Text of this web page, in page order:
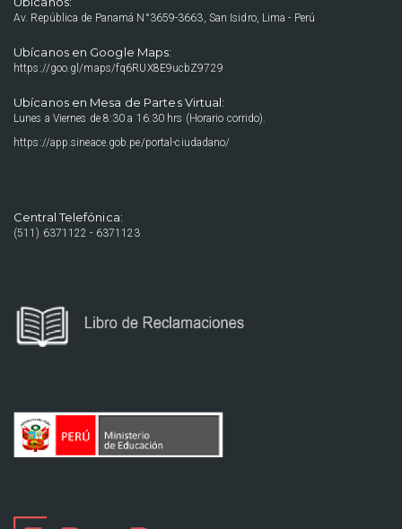
Av. República de Panamá N°3659-3663, San Isidro, Lima - Perú
Ubícanos en Google Maps:
https://goo.gl/maps/fq6RUX8E9ucbZ9729
Ubícanos en Mesa de Partes Virtual:
Lunes a Viernes de 8:30 a 16:30 hrs (Horario corrido).
https://app.sineace.gob.pe/portal-ciudadano/
Central Telefónica:
(511) 6371122 - 6371123